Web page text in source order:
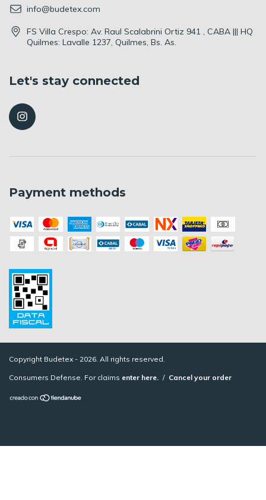
info@budetex.com
FS Villa Crespo: Av. Raul Scalabrini Ortiz 941 , CABA ||| HQ
Quilmes: Lavalle 1237, Quilmes, Bs. As.
Let's stay connected
Payment methods
Copyright Budetex - 2026. All rights reserved.
Consumers Defense. For claims enter here. / Cancel your order